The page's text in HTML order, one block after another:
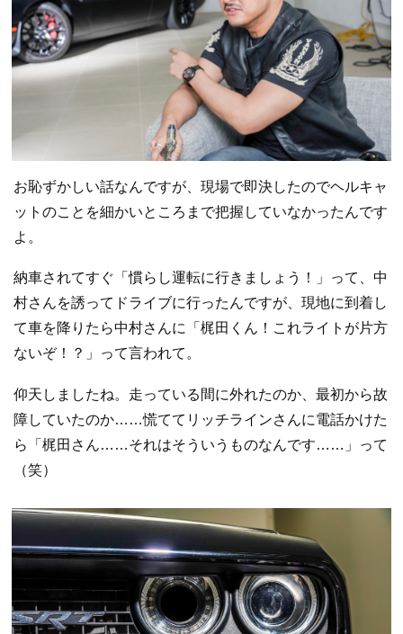
お恥ずかしい話なんですが、現場で即決したのでヘルキャ
ットのことを細かいところまで把握していなかったんです
よ。
納車されてすぐ「慣らし運転に行きましょう！」って、中
村さんを誘ってドライブに行ったんですが、現地に到着し
て車を降りたら中村さんに「梶田くん！これライトが片方
ないぞ！？」って言われて。
仰天しましたね。走っている間に外れたのか、最初から故
障していたのか……慌ててリッチラインさんに電話かけた
ら「梶田さん……それはそういうものなんです……」って
（笑）